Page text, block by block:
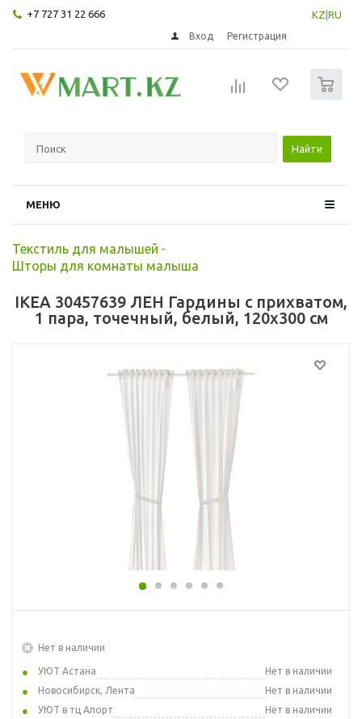
+7 727 31 22 666 KZ RU
Вход Регистрация
Найти
МЕНЮ
Текстиль для малышей -
Шторы для комнаты малыша
IKEA 30457639 ЛЕН Гардины с прихватом,
1 пара, точечный, белый, 120x300 см
Нет в наличии
УЮТ Астана
Нет в наличии
Новосибирск, Лента
Нет в наличии
УЮТ в тц Апорт
Нет в наличии